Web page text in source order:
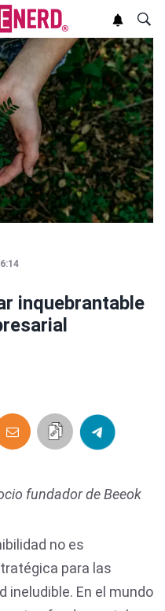
inquebrantable
fundador de Beeok
no es
para las
ineludible. En el mundo